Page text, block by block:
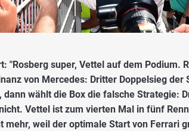
"Rosberg super, Vettel auf dem Podium.
von Mercedes: Dritter Doppelsieg der
dann wählt die Box die falsche Strategie:
Vettel ist zum vierten Mal in fünf
mehr, weil der optimale Start von Ferrari